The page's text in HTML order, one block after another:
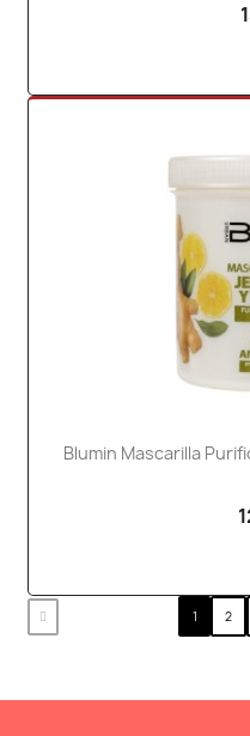
Blumin Mascarilla
1 2